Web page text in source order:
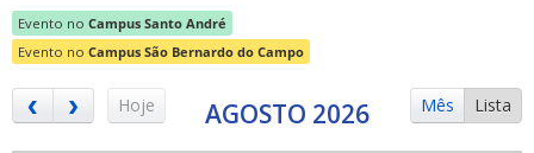
Evento no Campus Santo André
Evento no Campus São Bernardo do Campo
Hoje Mês Lista
AGOSTO 2026